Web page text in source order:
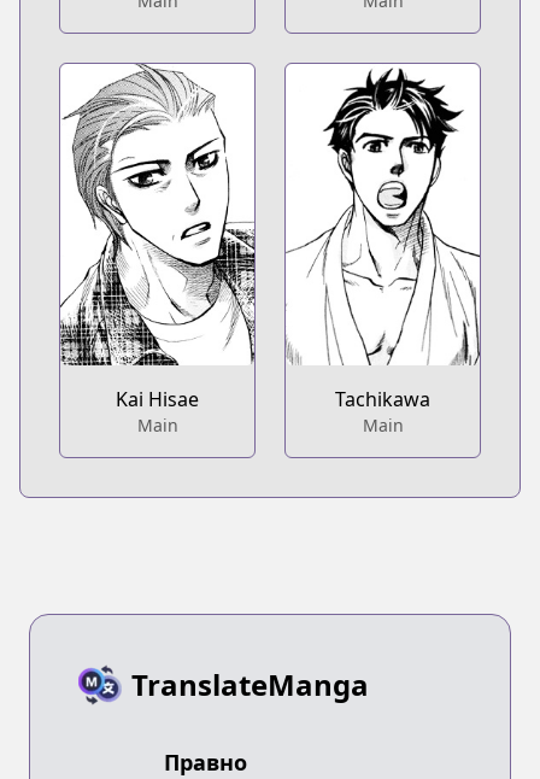
Kai Hisae
Main
Tachikawa
Main
TranslateManga
Правно